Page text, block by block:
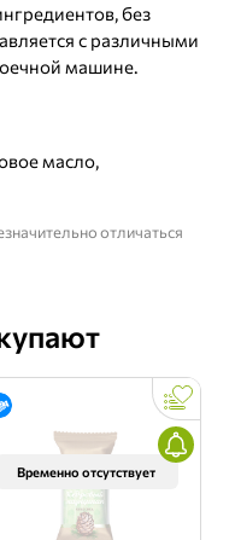
без
с различными
машине.
масло,
отличаться
Временно отсутствует